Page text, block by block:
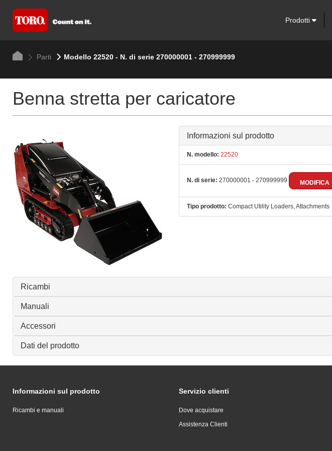
Prodotti
Parti Modello 22520 - N. di serie 270000001 - 270999999
Benna stretta per caricatore
Informazioni sul prodotto
N. modello: 22520
N. di serie: 270000001 - 270999999 MODIFICA
Tipo prodotto: Compact Utility Loaders, Attachments
Ricambi
Manuali
Accessori
Dati del prodotto
Informazioni sul prodotto
Ricambi e manuali
Servizio clienti
Dove acquistare
Assistenza Clienti